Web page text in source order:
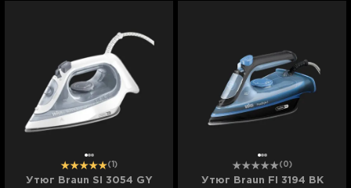
(1)
Утюг Braun SI 3054 GY
(0)
Утюг Braun FI 3194 BK